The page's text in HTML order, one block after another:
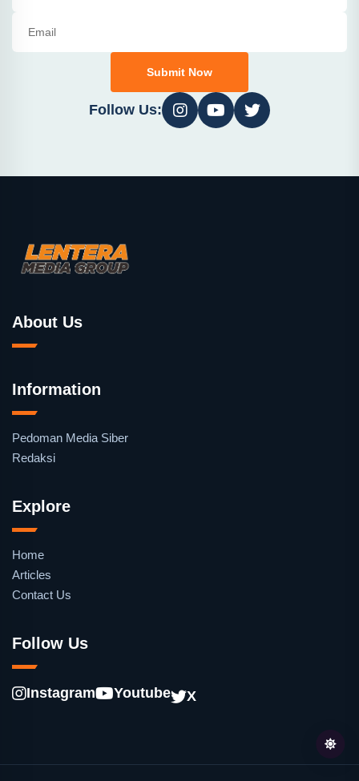
Submit Now
Follow Us:
About Us
Information
Pedoman Media Siber
Redaksi
Explore
Home
Articles
Contact Us
Follow Us
Instagram Youtube X